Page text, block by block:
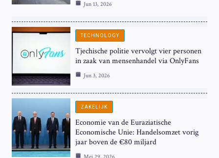
Jun 13, 2026
TECHNOLOGY
Tjechische politie vervolgt vier personen
in zaak van mensenhandel via OnlyFans
Jun 3, 2026
ZAKELIJK
Economie van de Euraziatische
Economische Unie: Handelsomzet vorig
jaar boven de €80 miljard